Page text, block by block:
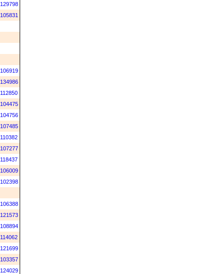
129798
105831
106919
134986
112850
104475
104756
107485
110382
107277
118437
106009
102398
106388
121573
108894
114062
121699
103357
124029